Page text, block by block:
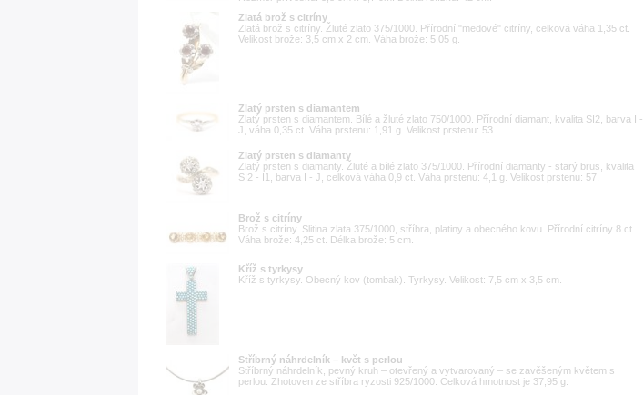
Zlatá brož s citríny
Zlatá brož s citríny. Žluté zlato 375/1000. Přírodní "medové" citríny, celková váha 1,35 ct.
Velikost brože: 3,5 cm x 2 cm. Váha brože: 5,05 g.
Zlatý prsten s diamantem
Zlatý prsten s diamantem. Bílé a žluté zlato 750/1000. Přírodní diamant, kvalita SI2, barva I -
J, váha 0,35 ct. Váha prstenu: 1,91 g. Velikost prstenu: 53.
Zlatý prsten s diamanty
Zlatý prsten s diamanty. Žluté a bílé zlato 375/1000. Přírodní diamanty - starý brus, kvalita
SI2 - I1, barva I - J, celková váha 0,9 ct. Váha prstenu: 4,1 g. Velikost prstenu: 57.
Brož s citríny
Brož s citríny. Slitina zlata 375/1000, stříbra, platiny a obecného kovu. Přírodní citríny 8 ct.
Váha brože: 4,25 ct. Délka brože: 5 cm.
Kříž s tyrkysy
Kříž s tyrkysy. Obecný kov (tombak). Tyrkysy. Velikost: 7,5 cm x 3,5 cm.
Stříbrný náhrdelník – květ s perlou
Stříbrný náhrdelník, pevný kruh – otevřený a vytvarovaný – se zavěšeným květem s
perlou. Zhotoven ze stříbra ryzosti 925/1000. Celková hmotnost je 37,95 g.